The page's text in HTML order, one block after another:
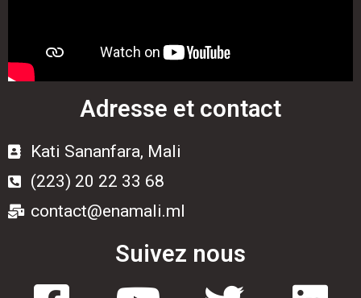
Adresse et contact
Kati Sananfara, Mali
(223) 20 22 33 68
contact@enamali.ml
Suivez nous